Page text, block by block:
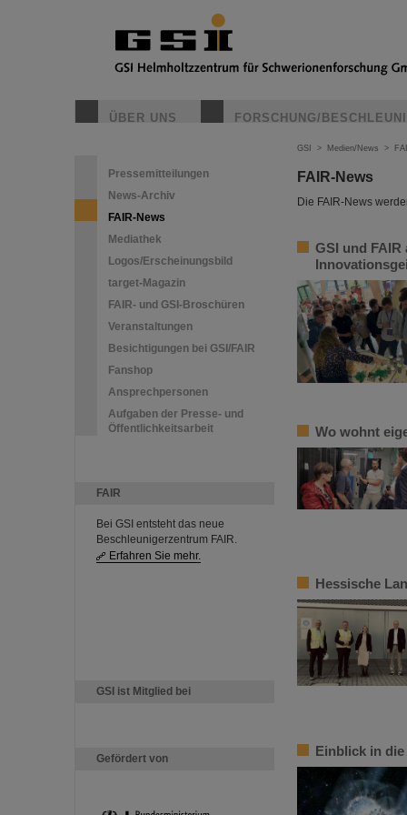
ÜBER UNS FORSCHUNG/
Pressemitteilungen
News-Archiv
FAIR-News
Mediathek
Logos/Erscheinungsbild
target-Magazin
FAIR- und GSI-Broschüren
Veranstaltungen
Besichtigungen bei GSI/FAIR
Fanshop
Ansprechpersonen
Aufgaben der Presse- und
Öffentlichkeitsarbeit
FAIR
Bei GSI entsteht das neue
Beschleunigerzentrum FAIR.
Erfahren Sie mehr.
GSI ist Mitglied bei
Gefördert von
GSI > Medien/News >
FAIR-News
Die FAIR-News
GSI und
Wo wohnt
Hessische
Einblick in